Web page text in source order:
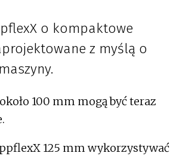
o kompaktowe
z myślą o
100 mm mogą być teraz
125 mm wykorzystywać